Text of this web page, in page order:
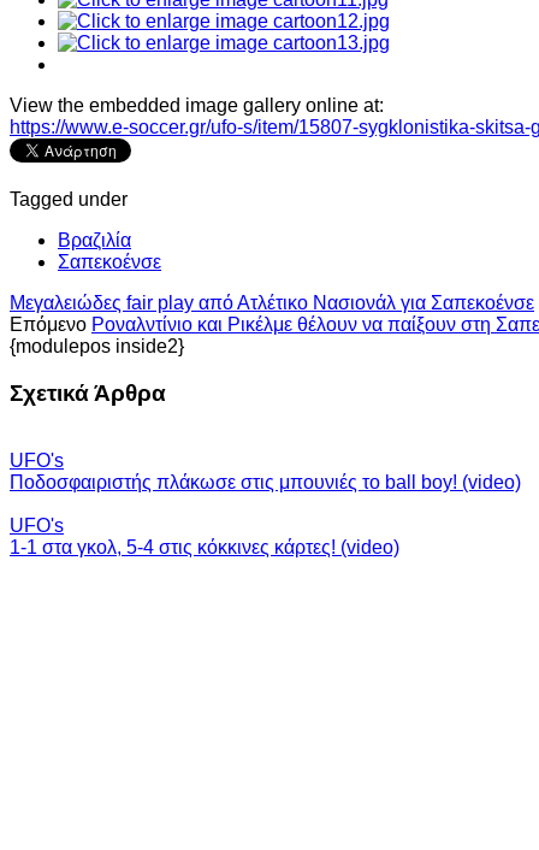
View the embedded image gallery online at:
https://www.e-soccer.gr/ufo-s/item/15807-sygklonistika-
Tagged under
Βραζιλία
Σαπεκοένσε
Μεγαλειώδες fair play από Ατλέτικο Νασιονάλ για Σαπεκοένσε
Επόμενο Ροναλντίνιο και Ρικέλμε θέλουν να παίξουν στη
{modulepos inside2}
Σχετικά Άρθρα
UFO's
Ποδοσφαιριστής πλάκωσε στις μπουνιές το ball boy! (video)
UFO's
1-1 στα γκολ, 5-4 στις κόκκινες κάρτες! (video)